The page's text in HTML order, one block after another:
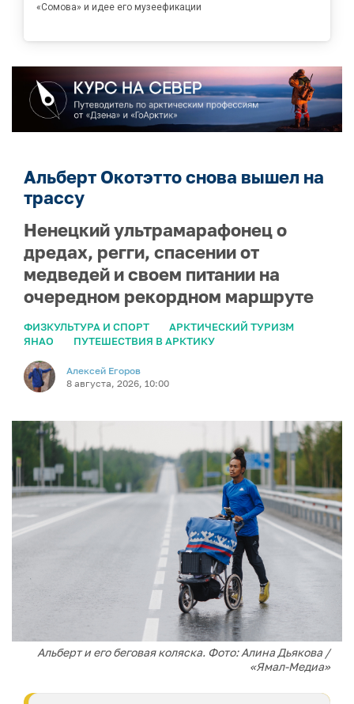
«Сомова» и идее его музеефикации
Альберт Окотэтто снова вышел на
трассу
Ненецкий ультрамарафонец о
дредах, регги, спасении от
медведей и своем питании на
очередном рекордном маршруте
ФИЗКУЛЬТУРА И СПОРТ
АРКТИЧЕСКИЙ ТУРИЗМ
ЯНАО
ПУТЕШЕСТВИЯ В АРКТИКУ
Алексей Егоров
8 августа, 2026, 10:00
Альберт и его беговая коляска. Фото: Алина Дьякова /
«Ямал-Медиа»